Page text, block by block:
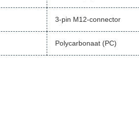
3-pin M12-connector
Polycarbonaat (PC)